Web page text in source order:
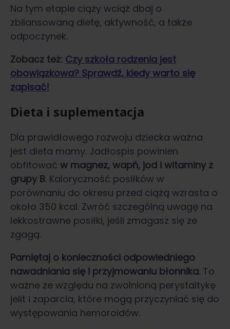
Na tym etapie ciąży wciąż dbaj o
zbilansowaną dietę, aktywność, a także
odpoczynek.
Zobacz też: Czy szkoła rodzenia jest
obowiązkowa? Sprawdź, kiedy warto się
zapisać!
Dieta i suplementacja
Dla prawidłowego rozwoju dziecka ważna
jest dieta mamy. Jadłospis powinien
obfitować w magnez, wapń, jod i witaminy z
grupy B. Kaloryczność posiłków w
porównaniu do okresu przed ciążą wzrasta o
około 350 kcal. Zwróć szczególną uwagę na
lekkostrawne posiłki, jeśli zmagasz się ze
zgagą.
Pamiętaj o konieczności odpowiedniego
nawadniania się i przyjmowaniu błonnika. To
ważne ze względu na zwolnioną perystaltykę
jelit i zaparcia, które mogą przyczyniać się do
występowania hemoroidów.